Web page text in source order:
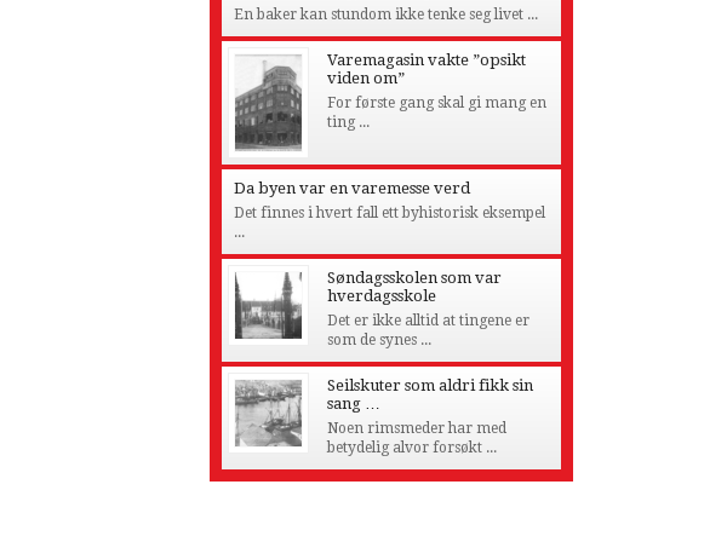
En baker kan stundom ikke tenke seg livet ...
Varemagasin vakte ”opsikt
viden om”
For første gang skal gi mang en
ting ...
Da byen var en varemesse verd
Det finnes i hvert fall ett byhistorisk eksempel
...
Søndagsskolen som var
hverdagsskole
Det er ikke alltid at tingene er
som de synes ...
Seilskuter som aldri fikk sin
sang …
Noen rimsmeder har med
betydelig alvor forsøkt ...